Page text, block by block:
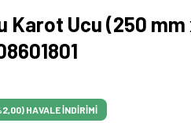
Karot Ucu (250
HAVALE İNDİRİMİ